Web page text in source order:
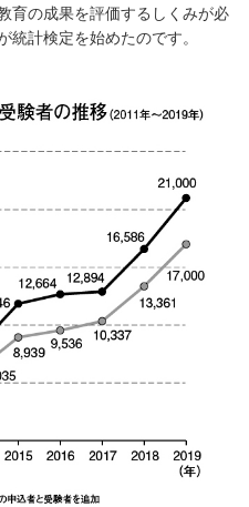
育の成果を評価するしくみが必
統計検定を始めたのです。